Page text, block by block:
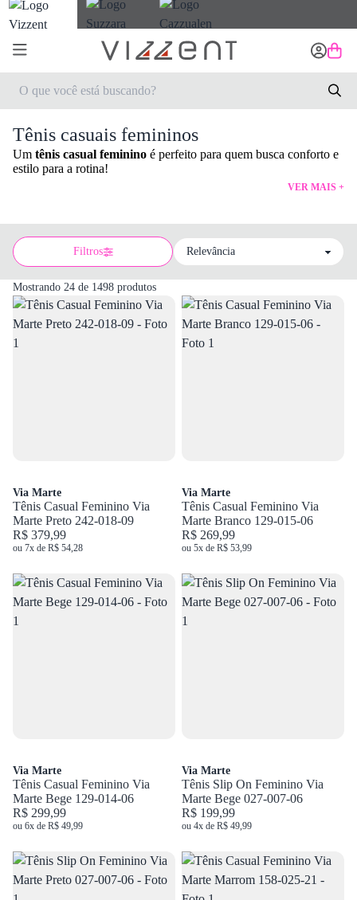
Tênis casuais femininos
Um tênis casual feminino é perfeito para quem busca conforto e
estilo para a rotina!
VER MAIS +
Filtros
Sort by
Mostrando 24 de 1498 produtos
Via Marte
Tênis Casual Feminino Via
Marte Preto 242-018-09
R$ 379,99
ou 7x de R$ 54,28
Via Marte
Tênis Casual Feminino Via
Marte Branco 129-015-06
R$ 269,99
ou 5x de R$ 53,99
Via Marte
Tênis Casual Feminino Via
Marte Bege 129-014-06
R$ 299,99
ou 6x de R$ 49,99
Via Marte
Tênis Slip On Feminino Via
Marte Bege 027-007-06
R$ 199,99
ou 4x de R$ 49,99